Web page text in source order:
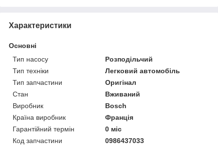
Характеристики
Основні
Тип насосу
Розподільчий
Тип техніки
Легковий автомобіль
Тип запчастини
Оригінал
Стан
Вживаний
Виробник
Bosch
Країна виробник
Франція
Гарантійний термін
0 міс
Код запчастини
0986437033